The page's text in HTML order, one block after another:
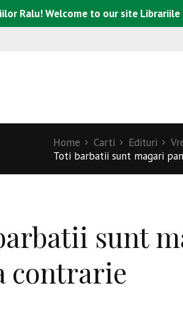
Ralu! Welcome to our site Librariile
Home Carti Edituri
Toti barbatii sunt magari
sunt
contrarie